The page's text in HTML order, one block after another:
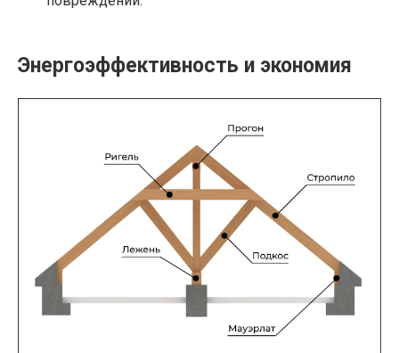
Энергоэффективность и экономия